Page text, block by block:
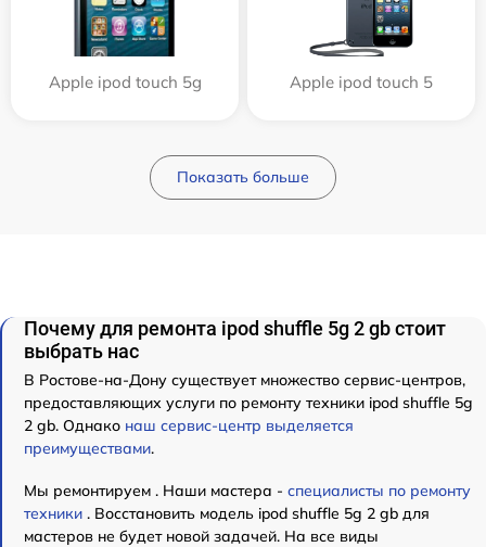
Apple ipod touch 5g Apple ipod touch 5
Показать больше
Почему для ремонта ipod shuffle 5g 2 gb стоит
выбрать нас
В Ростове-на-Дону существует множество сервис-центров,
предоставляющих услуги по ремонту техники ipod shuffle 5g
2 gb. Однако наш сервис-центр выделяется
преимуществами.
Мы ремонтируем . Наши мастера - специалисты по ремонту
техники . Восстановить модель ipod shuffle 5g 2 gb для
мастеров не будет новой задачей. На все виды